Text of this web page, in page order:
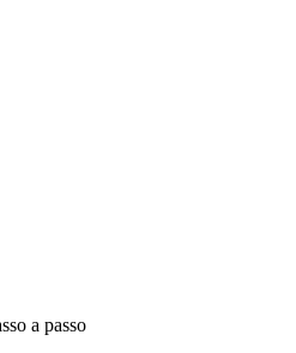
a passo